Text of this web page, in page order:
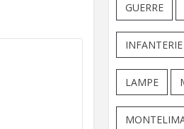
GUERRE
INFANTERIE
LAMPE